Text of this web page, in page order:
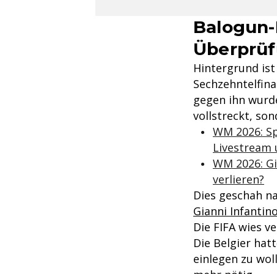
Hintergrund ist
gegen ihn
vollstreckt,
WM 2026:
Livestream
WM 2026:
verlieren?
Dies geschah
Gianni Infantino
Die FIFA wies
Die Belgier
einlegen zu